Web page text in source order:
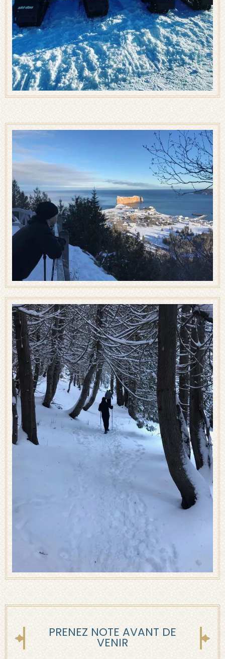
PRENEZ NOTE AVANT DE
VENIR